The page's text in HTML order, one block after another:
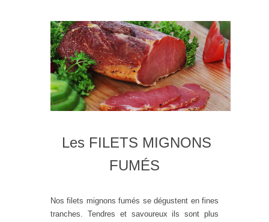
Les FILETS MIGNONS
FUMÉS
Nos filets mignons fumés se dégustent en fines
tranches. Tendres et savoureux ils sont plus